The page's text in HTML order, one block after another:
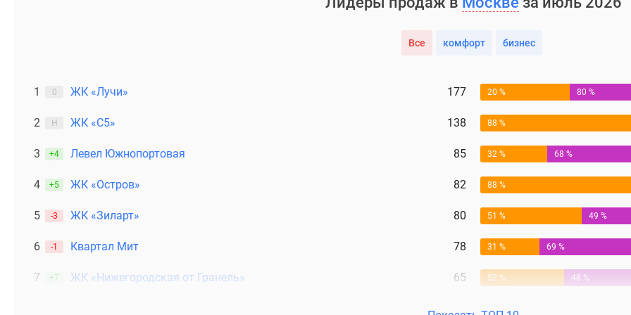
Все комфорт бизнес
1 0 ЖК «Лучи» 177 20 % 80 %
2 Н ЖК «С5» 138 88 %
3 +4 Левел Южнопортовая 85 32 % 68 %
4 +5 ЖК «Остров» 82 88 %
5 -3 ЖК «Зиларт» 80 51 % 49 %
6 -1 Квартал Мит 78 31 % 69 %
7 +7 ЖК «Нижегородская от Гранель» 65 52 % 48 %